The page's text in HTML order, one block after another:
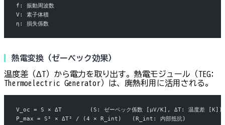
f: 振動周波数
V: 素子体積
η: 損失係数
熱電変換（ゼーベック効果）
温度差（ΔT）から電力を取り出す。熱電モジュール（TEG:
Thermoelectric Generator）は、廃熱利用に活用される。
V_oc = S × ΔT        (S: ゼーベック係数 [µV/K], ΔT: 温度差 [K])
P_max = S² × ΔT² / (4 × R_int)   (R_int: 内部抵抗)